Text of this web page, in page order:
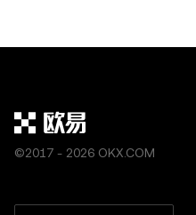
格波动。这种交易机制因其高
©2017 - 2026 OKX.COM